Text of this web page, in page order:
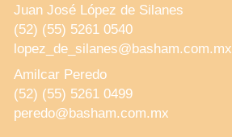
Juan José López de Silanes
(52) (55) 5261 0540
lopez_de_silanes@basham.com.mx
Amilcar Peredo
(52) (55) 5261 0499
peredo@basham.com.mx